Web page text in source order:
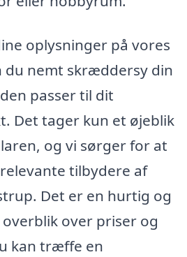
oplysninger på vores
du nemt skræddersy din
passer til dit
Det tager kun et øjeblik
og vi sørger for at
tilbydere af
Det er en hurtig og
over priser og
kan træffe en